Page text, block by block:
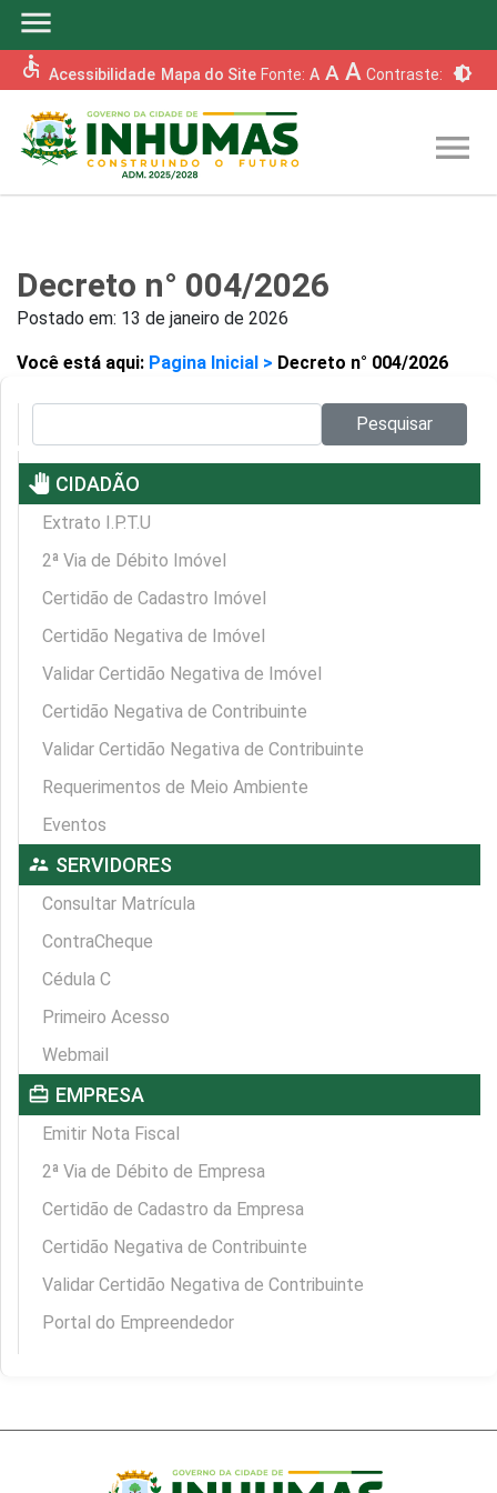
menu
accessible Acessibilidade Mapa do Site Fonte: A A A Contraste: brightness_6
menu
Decreto n° 004/2026
Postado em: 13 de janeiro de 2026
Você está aqui: Pagina Inicial > Decreto n° 004/2026
Pesquisar
pan_tool CIDADÃO
Extrato I.P.T.U
2ª Via de Débito Imóvel
Certidão de Cadastro Imóvel
Certidão Negativa de Imóvel
Validar Certidão Negativa de Imóvel
Certidão Negativa de Contribuinte
Validar Certidão Negativa de Contribuinte
Requerimentos de Meio Ambiente
Eventos
supervisor_account SERVIDORES
Consultar Matrícula
ContraCheque
Cédula C
Primeiro Acesso
Webmail
card_travel EMPRESA
Emitir Nota Fiscal
2ª Via de Débito de Empresa
Certidão de Cadastro da Empresa
Certidão Negativa de Contribuinte
Validar Certidão Negativa de Contribuinte
Portal do Empreendedor